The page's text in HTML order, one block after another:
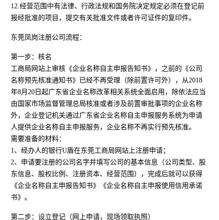
12.经营范围中有法律、行政法规和国务院决定规定必须在登记前
报经批准的项目，提交有关批准文件或者许可证件的复印件。
东莞凤岗注册公司流程：
第一步：核名
工商局网站上审核《企业名称自主申报告知书》，之前的《公司
名称预先核准通知书》已经不再受理（除前置许可外），从2018
年8月20日起广东省企业名称改革相关系统全面启用，除依法应当
由国家市场监督管理总局核准或者涉及前置审批事项的企业名称
外，企业登记机关通过广东省企业名称自主申报服务系统为申请
人提供企业名称自主申报服务，企业名称不再实行预先核准。
需要准备的材料：
1、经办人的银行U盾在东莞工商局网站上注册申请；
2、申请要注册的公司名字并填写公司的基本信息（公司类型、股
东信息、股权比例、注册资本、经营范围），完成后就可以获得
《企业名称自主申报告知书》《企业名称自主申报使用信用承诺
书》。
第二步：设立登记（网上申请，现场领取执照）